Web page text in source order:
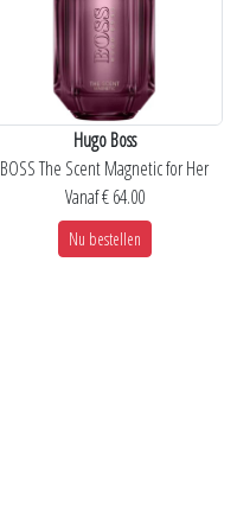
Hugo Boss
BOSS The Scent Magnetic for Her
Vanaf € 64.00
Nu bestellen